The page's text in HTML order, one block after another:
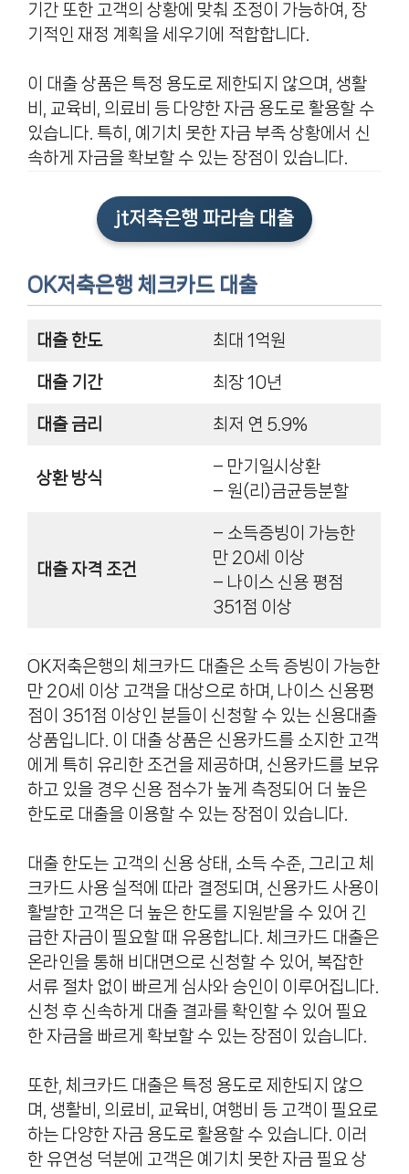
기간 또한 고객의 상황에 맞춰 조정이 가능하여, 장
기적인 재정 계획을 세우기에 적합합니다.
이 대출 상품은 특정 용도로 제한되지 않으며, 생활
비, 교육비, 의료비 등 다양한 자금 용도로 활용할 수
있습니다. 특히, 예기치 못한 자금 부족 상황에서 신
속하게 자금을 확보할 수 있는 장점이 있습니다.
jt저축은행 파라솔 대출
OK저축은행 체크카드 대출
대출 한도 최대 1억원
대출 기간 최장 10년
대출 금리 최저 연 5.9%
상환 방식
– 만기일시상환
– 원(리)금균등분할
대출 자격 조건
– 소득증빙이 가능한
만 20세 이상
– 나이스 신용 평점
351점 이상
OK저축은행의 체크카드 대출은 소득 증빙이 가능한
만 20세 이상 고객을 대상으로 하며, 나이스 신용평
점이 351점 이상인 분들이 신청할 수 있는 신용대출
상품입니다. 이 대출 상품은 신용카드를 소지한 고객
에게 특히 유리한 조건을 제공하며, 신용카드를 보유
하고 있을 경우 신용 점수가 높게 측정되어 더 높은
한도로 대출을 이용할 수 있는 장점이 있습니다.
대출 한도는 고객의 신용 상태, 소득 수준, 그리고 체
크카드 사용 실적에 따라 결정되며, 신용카드 사용이
활발한 고객은 더 높은 한도를 지원받을 수 있어 긴
급한 자금이 필요할 때 유용합니다. 체크카드 대출은
온라인을 통해 비대면으로 신청할 수 있어, 복잡한
서류 절차 없이 빠르게 심사와 승인이 이루어집니다.
신청 후 신속하게 대출 결과를 확인할 수 있어 필요
한 자금을 빠르게 확보할 수 있는 장점이 있습니다.
또한, 체크카드 대출은 특정 용도로 제한되지 않으
며, 생활비, 의료비, 교육비, 여행비 등 고객이 필요로
하는 다양한 자금 용도로 활용할 수 있습니다. 이러
한 유연성 덕분에 고객은 예기치 못한 자금 필요 상